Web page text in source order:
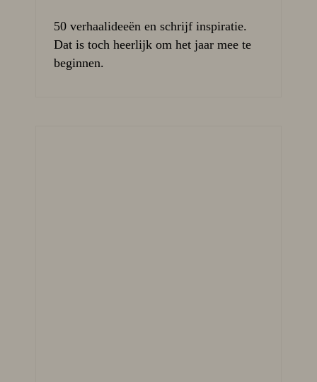
50 verhaalideeën en schrijf inspiratie.
Dat is toch heerlijk om het jaar mee te
beginnen.